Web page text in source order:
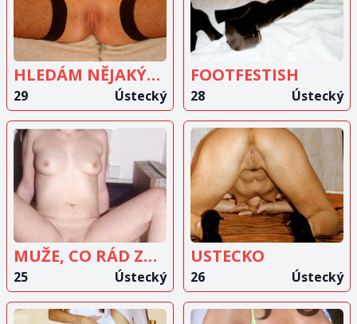
INZERÁT
HLEDÁM NĚJAKÝHO
29 Ústecký
INZERÁT
FOOTFESTISH
28 Ústecký
ZOBRAZIT
INZERÁT
MUŽE, CO RÁD ZKOUŠÍ NĚCO NOVÉHO
25 Ústecký
ZOBRAZIT
INZERÁT
USTECKO
26 Ústecký